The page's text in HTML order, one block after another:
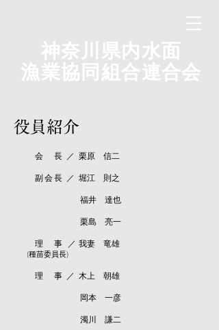
神奈川県内水面
漁業協同組合連合会
役員紹介
会 長 ／ 栗原 信二
副 会 長 ／ 堀江 則之
福井 達也
栗島 亮一
理 事 ／ 我妻 竜雄
(種苗委員長)
理 事 ／ 木上 朝雄
岡本 一彦
濁川 謙二